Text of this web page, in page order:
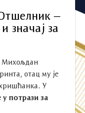
–
значај за
Михољдан
отац му је
У
потрази за